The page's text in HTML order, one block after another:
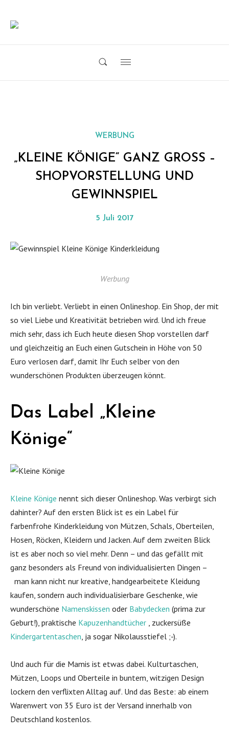
Search Primary
WERBUNG
„KLEINE KÖNIGE“ GANZ GROSS – S
HOPVORSTELLUNG UND G
EWINNSPIEL
Posted
5 Juli 2017
Werbung
Ich bin verliebt. Verliebt in einen Onlineshop. Ein Shop, der mit
so viel Liebe und Kreativität betrieben wird. Und ich freue
mich sehr, dass ich Euch heute diesen Shop vorstellen darf
und gleichzeitig an Euch einen Gutschein in Höhe von 50
Euro verlosen darf, damit Ihr Euch selber von den
wunderschönen Produkten überzeugen könnt.
Das Label „Kleine
Könige“
Kleine Könige nennt sich dieser Onlineshop. Was verbirgt sich
dahinter? Auf den ersten Blick ist es ein Label für
farbenfrohe Kinderkleidung von Mützen, Schals, Oberteilen,
Hosen, Röcken, Kleidern und Jacken. Auf dem zweiten Blick
ist es aber noch so viel mehr. Denn – und das gefällt mit
ganz besonders als Freund von individualisierten Dingen –
man kann nicht nur kreative, handgearbeitete Kleidung
kaufen, sondern auch individualisierbare Geschenke, wie
wunderschöne Namenskissen oder Babydecken (prima zur
Geburt!), praktische Kapuzenhandtücher , zuckersüße
Kindergartentaschen, ja sogar Nikolausstiefel ;-).
Und auch für die Mamis ist etwas dabei. Kulturtaschen,
Mützen, Loops und Oberteile in buntem, witzigen Design
lockern den verflixten Alltag auf. Und das Beste: ab einem
Warenwert von 35 Euro ist der Versand innerhalb von
Deutschland kostenlos.